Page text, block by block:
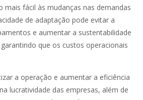
mais fácil às mudanças nas demandas
de adaptação pode evitar a
e aumentar a sustentabilidade
que os custos operacionais
a operação e aumentar a eficiência
lucratividade das empresas, além de